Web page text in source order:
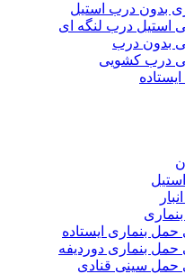
بدون درب استیل
استیل درب لنگه ای
بدون درب
درب کشویی
حمل بنماری ایستاده
حمل بنماری دوردیفه
حمل سینی قنادی